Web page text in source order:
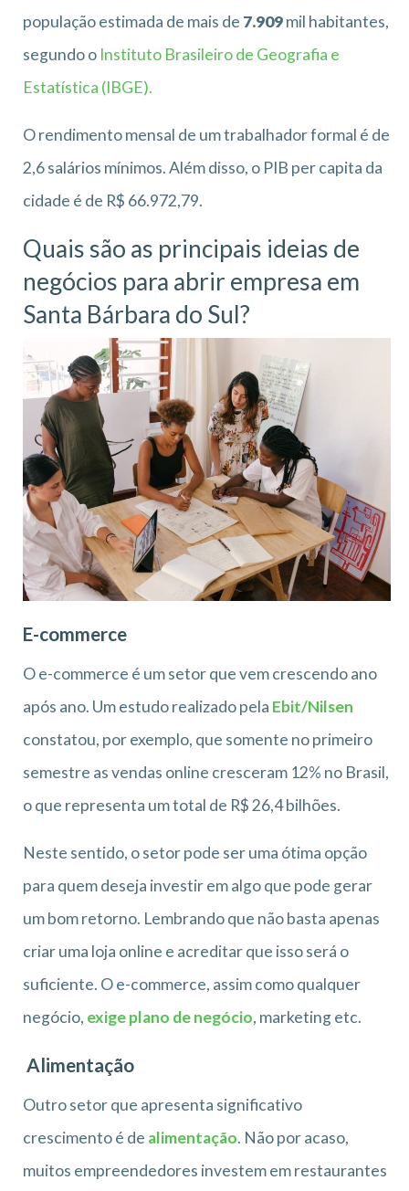
população estimada de mais de 7.909mil habitantes,
segundo o Instituto Brasileiro de Geografia e
Estatística (IBGE).
O rendimento mensal de um trabalhador formal é de
2,6 salários mínimos. Além disso, o PIB per capita da
cidade é de R$ 66.972,79.
Quais são as principais ideias de
negócios para abrir empresa em
Santa Bárbara do Sul?
E-commerce
O e-commerce é um setor que vem crescendo ano
após ano. Um estudo realizado pela Ebit/Nilsen
constatou, por exemplo, que somente no primeiro
semestre as vendas online cresceram 12% no Brasil,
o que representa um total de R$ 26,4 bilhões.
Neste sentido, o setor pode ser uma ótima opção
para quem deseja investir em algo que pode gerar
um bom retorno. Lembrando que não basta apenas
criar uma loja online e acreditar que isso será o
suficiente. O e-commerce, assim como qualquer
negócio, exige plano de negócio, marketing etc.
Alimentação
Outro setor que apresenta significativo
crescimento é de alimentação. Não por acaso,
muitos empreendedores investem em restaurantes